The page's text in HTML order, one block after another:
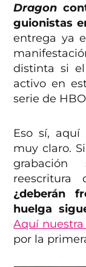
Dragon
guionistas
entrega ya
distinta si
activo en
serie de
Eso sí,
muy claro.
¿deberán
huelga
Aquí
por la